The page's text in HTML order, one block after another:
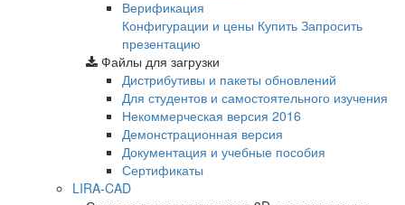
Верификация
Конфигурации и цены Купить Запросить
презентацию
Файлы для загрузки
Дистрибутивы и пакеты обновлений
Для студентов и самостоятельного изучения
Некоммерческая версия 2016
Демонстрационная версия
Документация и учебные пособия
Сертификаты
LIRA-CAD